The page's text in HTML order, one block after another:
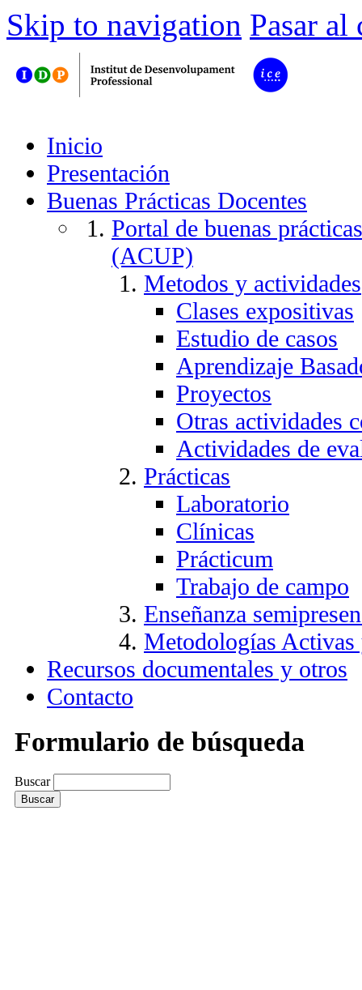
Skip to navigation Pasar
Inicio
Presentación
Buenas Prácticas Docentes
Portal de buenas
(ACUP)
Metodos y actividades
Clases expositivas
Estudio de casos
Aprendizaje
Proyectos
Otras actividades
Actividades de
Prácticas
Laboratorio
Clínicas
Prácticum
Trabajo de campo
Enseñanza
Metodologías
Recursos documentales y otros
Contacto
Formulario de búsqueda
Buscar